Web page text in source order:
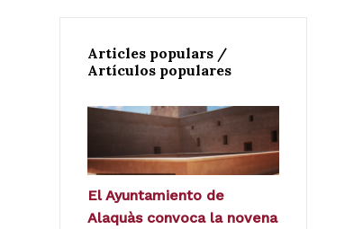
Articles populars /
Artículos populares
El Ayuntamiento de
Alaquàs convoca la novena